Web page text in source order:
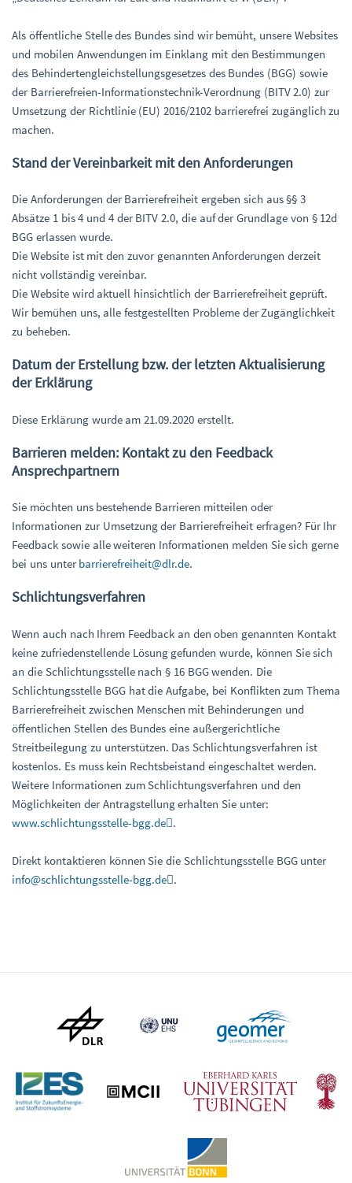
Als öffentliche Stelle des Bundes sind wir bemüht, unsere Websites
und mobilen Anwendungen im Einklang mit den Bestimmungen
des Behindertengleichstellungsgesetzes des Bundes (BGG) sowie
der Barrierefreien-Informationstechnik-Verordnung (BITV 2.0) zur
Umsetzung der Richtlinie (EU) 2016/2102 barrierefrei zugänglich zu
machen.
Stand der Vereinbarkeit mit den Anforderungen
Die Anforderungen der Barrierefreiheit ergeben sich aus §§ 3
Absätze 1 bis 4 und 4 der BITV 2.0, die auf der Grundlage von § 12d
BGG erlassen wurde.
Die Website ist mit den zuvor genannten Anforderungen derzeit
nicht vollständig vereinbar.
Die Website wird aktuell hinsichtlich der Barrierefreiheit geprüft.
Wir bemühen uns, alle festgestellten Probleme der Zugänglichkeit
zu beheben.
Datum der Erstellung bzw. der letzten Aktualisierung
der Erklärung
Diese Erklärung wurde am 21.09.2020 erstellt.
Barrieren melden: Kontakt zu den Feedback
Ansprechpartnern
Sie möchten uns bestehende Barrieren mitteilen oder
Informationen zur Umsetzung der Barrierefreiheit erfragen? Für Ihr
Feedback sowie alle weiteren Informationen melden Sie sich gerne
bei uns unterbarrierefreiheit@dlr.de.
Schlichtungsverfahren
Wenn auch nach Ihrem Feedback an den oben genannten Kontakt
keine zufriedenstellende Lösung gefunden wurde, können Sie sich
an die Schlichtungsstelle nach § 16 BGG wenden. Die
Schlichtungsstelle BGG hat die Aufgabe, bei Konflikten zum Thema
Barrierefreiheit zwischen Menschen mit Behinderungen und
öffentlichen Stellen des Bundes eine außergerichtliche
Streitbeilegung zu unterstützen. Das Schlichtungsverfahren ist
kostenlos. Es muss kein Rechtsbeistand eingeschaltet werden.
Weitere Informationen zum Schlichtungsverfahren und den
Möglichkeiten der Antragstellung erhalten Sie unter:
www.schlichtungsstelle-bgg.de.
Direkt kontaktieren können Sie die Schlichtungsstelle BGG unter
info@schlichtungsstelle-bgg.de.